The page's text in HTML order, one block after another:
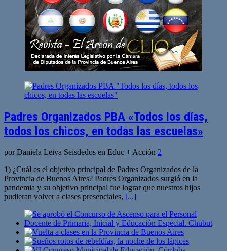
Padres Organizados PBA «Todos los días,
todos los chicos, en todas las escuelas»
por Daniela Leiva Seisdedos en Educ + Acción 2
1) ¿Cuál es el objetivo principal de Padres Organizados de la
Provincia de Buenos Aires? Padres Organizados surgió en la
pandemia y su objetivo principal fue lograr que nuestros hijos
pudieran volver a clases presenciales, [...]